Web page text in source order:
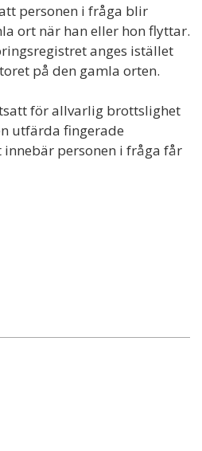
personen i fråga blir
ort när han eller hon flyttar.
anges istället
på den gamla orten.
för allvarlig brottslighet
utfärda fingerade
personen i fråga får